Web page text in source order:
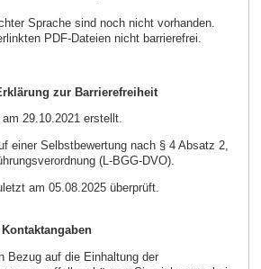
Sprache sind noch nicht vorhanden.
PDF-Dateien nicht barrierefrei.
zur Barrierefreiheit
29.10.2021 erstellt.
einer Selbstbewertung nach § 4 Absatz 2,
(L-BGG-DVO).
am 05.08.2025 überprüft.
Bezug auf die Einhaltung der